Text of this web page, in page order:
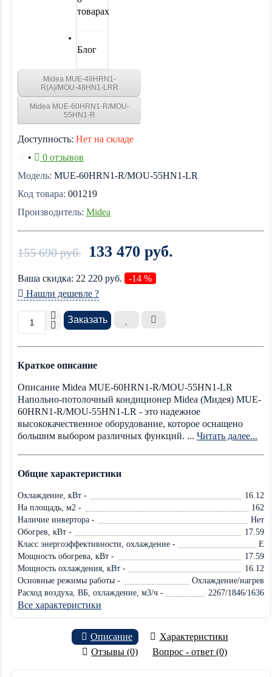
товарах
Блог
Midea MUE-48HRN1-
R(A)/MOU-48HN1-LRR
Midea MUE-60HRN1-R/MOU-
55HN1-R
Доступность: Нет на складе
•
0 отзывов
Модель: MUE-60HRN1-R/MOU-55HN1-LR
Код товара: 001219
Производитель: Midea
155 690 руб. 133 470 руб.
Ваша cкидка: 22 220 руб.
-14 %
Нашли дешевле ?
Заказать
Краткое описание
Описание Midea MUE-60HRN1-R/MOU-55HN1-LR
Напольно-потолочный кондиционер Midea (Мидея) MUE-
60HRN1-R/MOU-55HN1-LR - это надежное
высококачественное оборудование, которое оснащено
большим выбором различных функций. ... Читать далее...
Общие характеристики
Охлаждение, кВт -
16.12
На площадь, м2 -
162
Наличие инвертора -
Нет
Обогрев, кВт -
17.59
Класс энергоэффективности, охлаждение -
E
Мощность обогрева, кВт -
17.59
Мощность охлаждения, кВт -
16.12
Основные режимы работы -
Охлаждение/нагрев
Расход воздуха, ВБ, охлаждение, м3/ч -
2267/1846/1636
Все характеристики
Описание
Характеристики
Отзывы (0)
Вопрос - ответ (0)